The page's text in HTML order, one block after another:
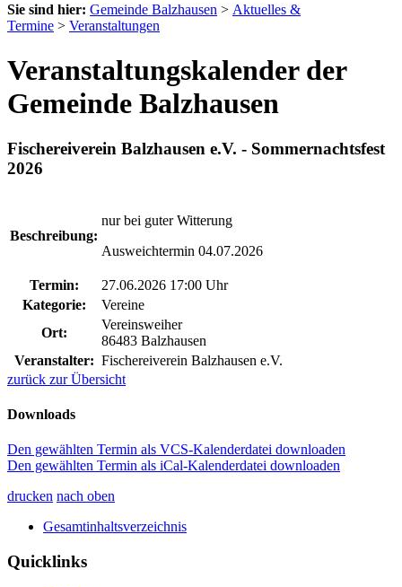
Sie sind hier: Gemeinde Balzhausen > Aktuelles &
Termine > Veranstaltungen
Veranstaltungskalender der
Gemeinde Balzhausen
Fischereiverein Balzhausen e.V. - Sommernachtsfest
2026
Beschreibung:
nur bei guter Witterung
Ausweichtermin 04.07.2026
Termin:
27.06.2026 17:00 Uhr
Kategorie:
Vereine
Ort:
Vereinsweiher
86483 Balzhausen
Veranstalter: Fischereiverein Balzhausen e.V.
zurück zur Übersicht
Downloads
Den gewählten Termin als VCS-Kalenderdatei downloaden
Den gewählten Termin als iCal-Kalenderdatei downloaden
drucken nach oben
Gesamtinhaltsverzeichnis
Quicklinks